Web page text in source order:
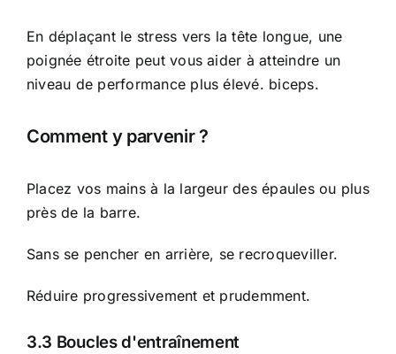
En déplaçant le stress vers la tête longue, une
poignée étroite peut vous aider à atteindre un
niveau de performance plus élevé. biceps.
Comment y parvenir ?
Placez vos mains à la largeur des épaules ou plus
près de la barre.
Sans se pencher en arrière, se recroqueviller.
Réduire progressivement et prudemment.
3.3 Boucles d'entraînement